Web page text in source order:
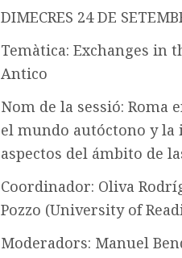
DIMECRES 24 DE
Temàtica: Exchanges in
Antico
Nom de la sessió: Roma
el mundo autóctono y la
aspectos del ámbito de
Coordinador: Oliva
Pozzo (University of
Moderadors: Manuel